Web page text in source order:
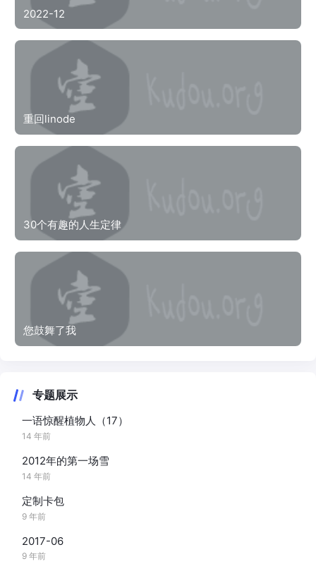
2022-12
重回linode
30个有趣的人生定律
您鼓舞了我
专题展示
一语惊醒植物人（17）
14 年前
2012年的第一场雪
14 年前
定制卡包
9 年前
2017-06
9 年前